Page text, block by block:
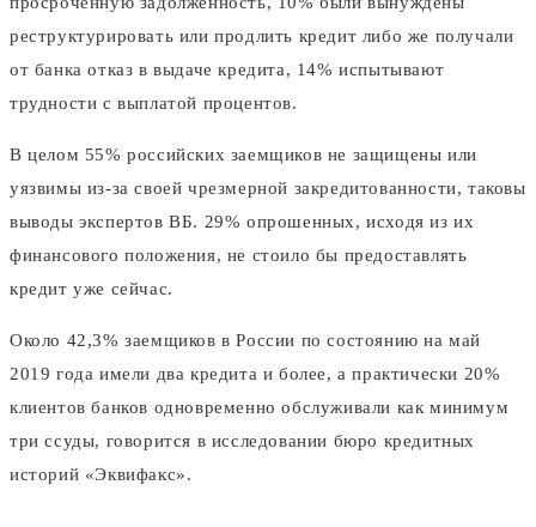
реструктурировать или продлить кредит либо же получали
от банка отказ в выдаче кредита, 14% испытывают
трудности с выплатой процентов.
В целом 55% российских заемщиков не защищены или
уязвимы из-за своей чрезмерной закредитованности, таковы
выводы экспертов ВБ. 29% опрошенных, исходя из их
финансового положения, не стоило бы предоставлять
кредит уже сейчас.
Около 42,3% заемщиков в России по состоянию на май
2019 года имели два кредита и более, а практически 20%
клиентов банков одновременно обслуживали как минимум
три ссуды, говорится в исследовании бюро кредитных
историй «Эквифакс».